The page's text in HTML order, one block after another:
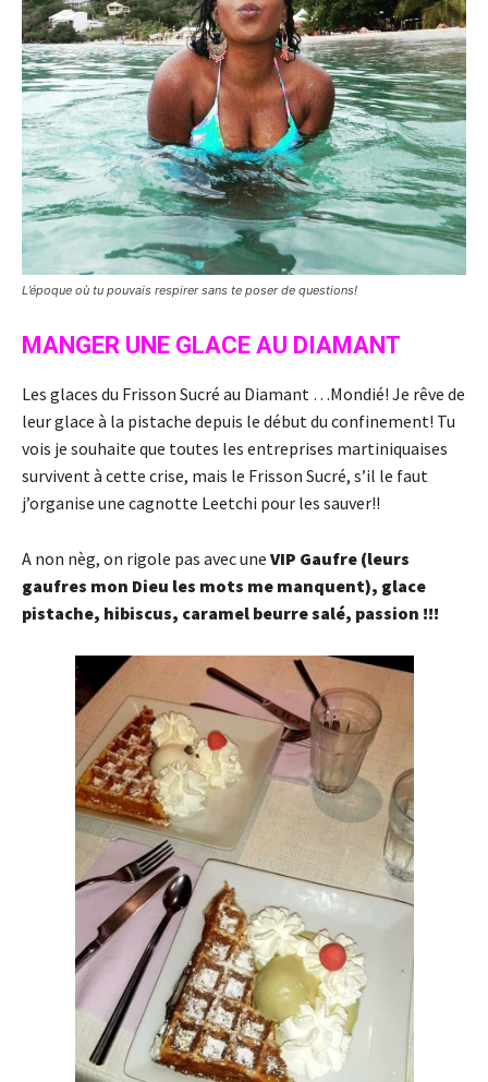
L’époque où tu pouvais respirer sans te poser de questions!
MANGER UNE GLACE AU DIAMANT
Les glaces du Frisson Sucré au Diamant …Mondié! Je rêve de
leur glace à la pistache depuis le début du confinement! Tu
vois je souhaite que toutes les entreprises martiniquaises
survivent à cette crise, mais le Frisson Sucré, s’il le faut
j’organise une cagnotte Leetchi pour les sauver!!
A non nèg, on rigole pas avec une VIP Gaufre (leurs
gaufres mon Dieu les mots me manquent), glace
pistache, hibiscus, caramel beurre salé, passion !!!